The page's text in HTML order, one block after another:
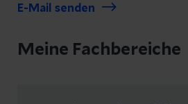
E-Mail senden
Meine Fachbereiche